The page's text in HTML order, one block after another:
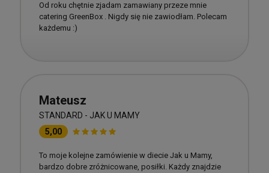
Od roku chętnie zjadam zamawiany przeze mnie
catering GreenBox . Nigdy się nie zawiodłam. Polecam
każdemu :)
Mateusz
STANDARD - JAK U MAMY
5,00
To moje kolejne zamówienie w diecie Jak u Mamy,
bardzo dobre zróżnicowane, posiłki. Każdy znajdzie